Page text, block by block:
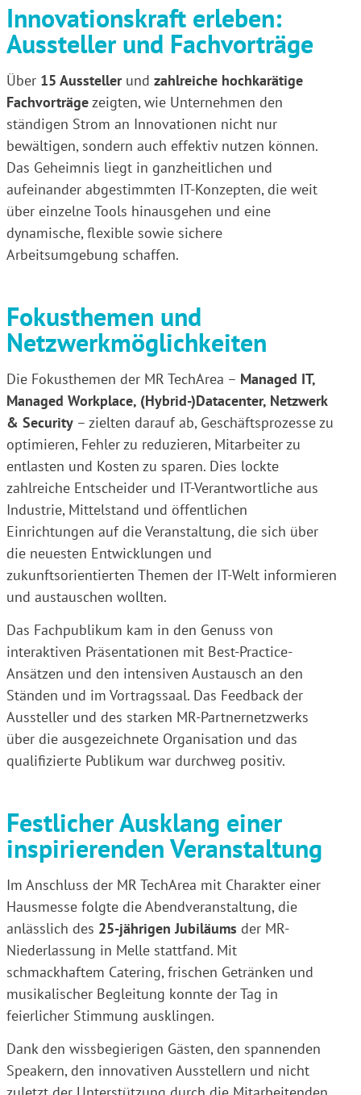
Innovationskraft erleben:
Aussteller und Fachvorträge
Über 15 Ausstellerund zahlreiche hochkarätige
Fachvorträgezeigten, wie Unternehmen den
ständigen Strom an Innovationen nicht nur
bewältigen, sondern auch effektiv nutzen können.
Das Geheimnis liegt in ganzheitlichen und
aufeinander abgestimmten IT-Konzepten, die weit
über einzelne Tools hinausgehen und eine
dynamische, flexible sowie sichere
Arbeitsumgebung schaffen.
Fokusthemen und
Netzwerkmöglichkeiten
Die Fokusthemen der MR TechArea – Managed IT,
Managed Workplace, (Hybrid-)Datacenter, Netzwerk
& Security – zielten darauf ab, Geschäftsprozesse zu
optimieren, Fehler zu reduzieren, Mitarbeiter zu
entlasten und Kosten zu sparen. Dies lockte
zahlreiche Entscheider und IT-Verantwortliche aus
Industrie, Mittelstand und öffentlichen
Einrichtungen auf die Veranstaltung, die sich über
die neuesten Entwicklungen und
zukunftsorientierten Themen der IT-Welt informieren
und austauschen wollten.
Das Fachpublikum kam in den Genuss von
interaktiven Präsentationen mit Best-Practice-
Ansätzen und den intensiven Austausch an den
Ständen und im Vortragssaal. Das Feedback der
Aussteller und des starken MR-Partnernetzwerks
über die ausgezeichnete Organisation und das
qualifizierte Publikum war durchweg positiv.
Festlicher Ausklang einer
inspirierenden Veranstaltung
Im Anschluss der MR TechArea mit Charakter einer
Hausmesse folgte die Abendveranstaltung, die
anlässlich des 25-jährigen Jubiläums der MR-
Niederlassung in Melle stattfand. Mit
schmackhaftem Catering, frischen Getränken und
musikalischer Begleitung konnte der Tag in
feierlicher Stimmung ausklingen.
Dank den wissbegierigen Gästen, den spannenden
Speakern, den innovativen Ausstellern und nicht